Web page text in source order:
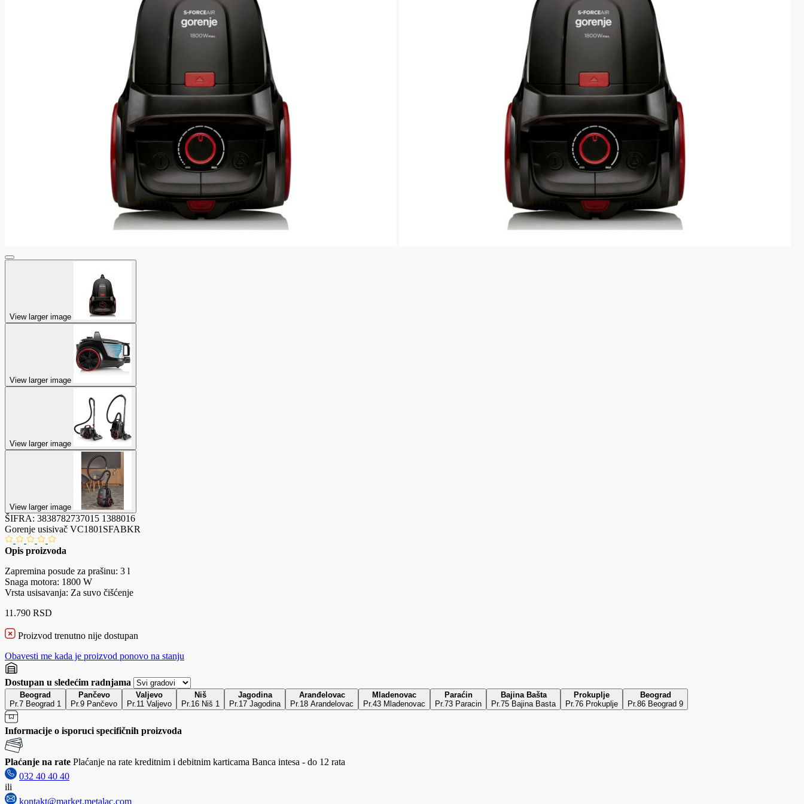
View larger image
View larger image
View larger image
View larger image
ŠIFRA: 3838782737015 1388016
Gorenje usisivač VC1801SFABKR
Opis proizvoda
Zapremina posude za prašinu: 3 l
Snaga motora: 1800 W
Vrsta usisavanja: Za suvo čišćenje
11.790 RSD
Proizvod trenutno nije dostupan
Obavesti me kada je proizvod ponovo na stanju
Dostupan u sledećim radnjama
Beograd
Pr.7 Beograd 1
Pančevo
Pr.9 Pančevo
Valjevo
Pr.11 Valjevo
Niš
Pr.16 Niš 1
Jagodina
Pr.17 Jagodina
Aranđelovac
Pr.18 Arandelovac
Mladenovac
Pr.43 Mladenovac
Paraćin
Pr.73 Paracin
Bajina Bašta
Pr.75 Bajina Basta
Prokuplje
Pr.76 Prokuplje
Beograd
Pr.86 Beograd 9
Informacije o isporuci specifičnih proizvoda
Plaćanje na rate Plaćanje na rate kreditnim i debitnim karticama Banca intesa - do 12 rata
032 40 40 40
ili
kontakt@market.metalac.com